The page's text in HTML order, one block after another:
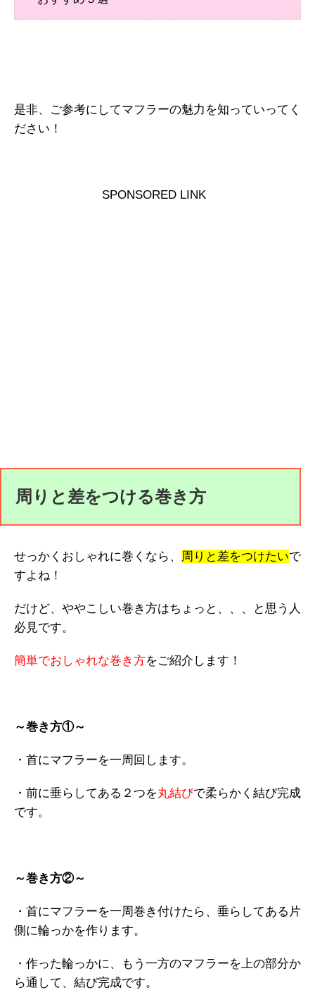
是非、ご参考にしてマフラーの魅力を知っていってく
ださい！
SPONSORED LINK
周りと差をつける巻き方
せっかくおしゃれに巻くなら、 周りと差をつけたいで
すよね！
だけど、ややこしい巻き方はちょっと、、、と思う人
必見です。
簡単でおしゃれな巻き方をご紹介します！
～巻き方①～
・首にマフラーを一周回します。
・前に垂らしてある２つを丸結びで柔らかく結び完成
です。
～巻き方②～
・首にマフラーを一周巻き付けたら、垂らしてある片
側に輪っかを作ります。
・作った輪っかに、もう一方のマフラーを上の部分か
ら通して、結び完成です。